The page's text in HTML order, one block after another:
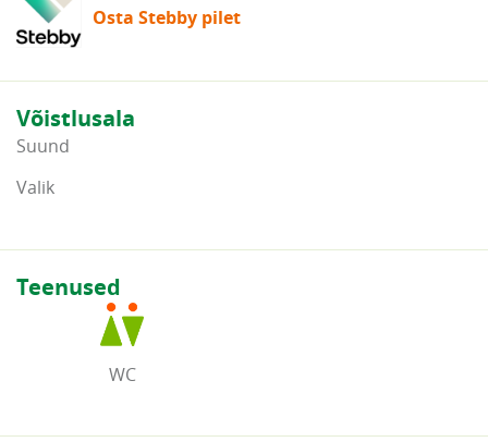
Osta Stebby pilet
Võistlusala
Suund
Valik
Teenused
WC